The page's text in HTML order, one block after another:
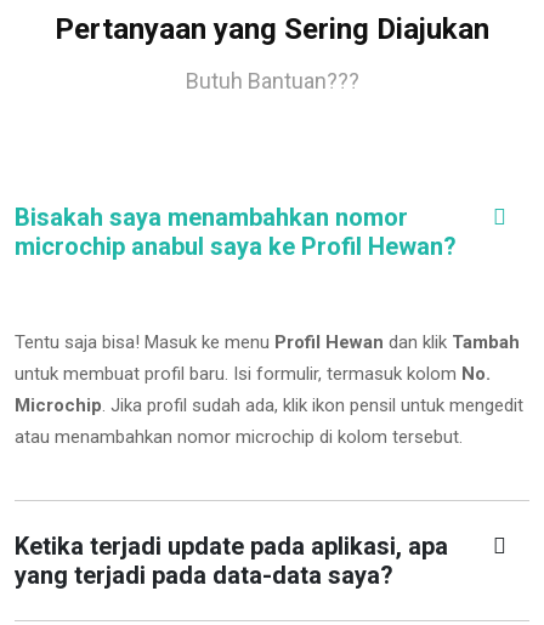
Pertanyaan yang Sering Diajukan
Butuh Bantuan???
Bisakah saya menambahkan nomor
microchip anabul saya ke Profil Hewan?
Tentu saja bisa! Masuk ke menu Profil Hewan dan klik Tambah
untuk membuat profil baru. Isi formulir, termasuk kolom No.
Microchip. Jika profil sudah ada, klik ikon pensil untuk mengedit
atau menambahkan nomor microchip di kolom tersebut.
Ketika terjadi update pada aplikasi, apa
yang terjadi pada data-data saya?